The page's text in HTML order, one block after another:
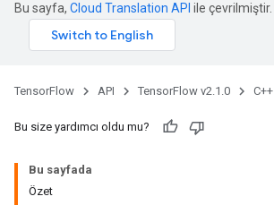
Bu sayfa, Cloud Translation API ile çevrilmiştir.
TensorFlow API TensorFlow v2.1.0 C++
Bu size yardımcı oldu mu?
Bu sayfada
Özet